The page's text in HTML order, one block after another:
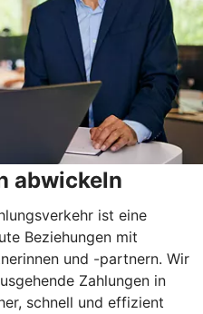
abwickeln
ist eine
Beziehungen mit
und -partnern. Wir
Zahlungen in
schnell und effizient